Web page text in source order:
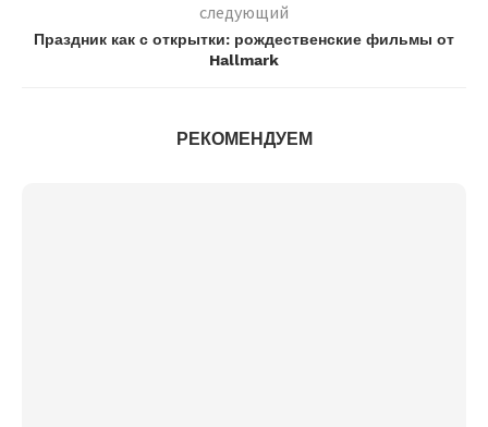
следующий
Праздник как с открытки: рождественские фильмы от
Hallmark
РЕКОМЕНДУЕМ